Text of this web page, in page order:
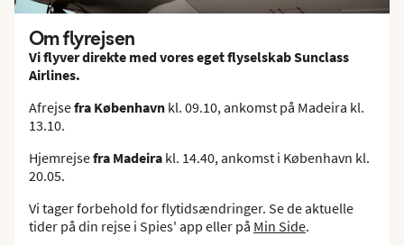
Om flyrejsen
Vi flyver direkte med vores eget flyselskab Sunclass
Airlines.
Afrejsefra København kl. 09.10, ankomst på Madeira kl.
13.10.
Hjemrejsefra Madeira kl. 14.40, ankomst i København kl.
20.05.
Vi tager forbehold for flytidsændringer. Se de aktuelle
tider på din rejse i Spies' app eller på Min Side.